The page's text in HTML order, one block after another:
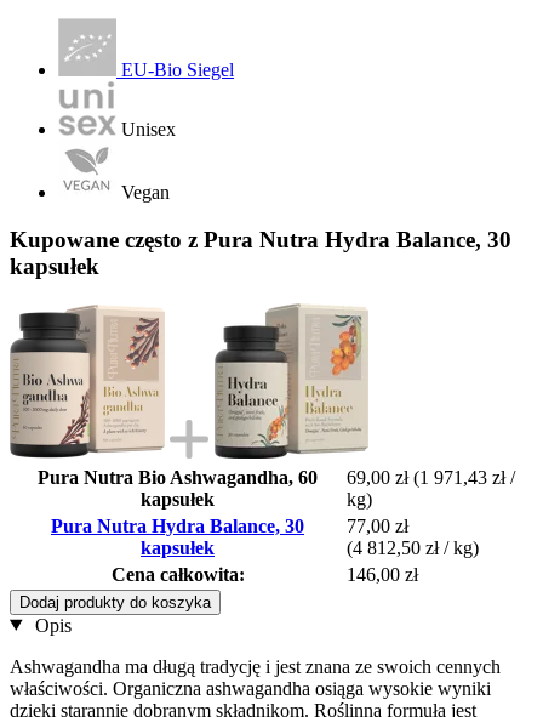
EU-Bio Siegel
Unisex
Vegan
Kupowane często z Pura Nutra Hydra Balance, 30
kapsułek
Pura Nutra Bio Ashwagandha, 60
kapsułek
69,00 zł (1 971,43 zł /
kg)
Pura Nutra Hydra Balance, 30
kapsułek
77,00 zł
(4 812,50 zł / kg)
Cena całkowita:
146,00 zł
Dodaj produkty do koszyka
Opis
Ashwagandha ma długą tradycję i jest znana ze swoich cennych
właściwości. Organiczna ashwagandha osiąga wysokie wyniki
dzięki starannie dobranym składnikom. Roślinna formuła jest